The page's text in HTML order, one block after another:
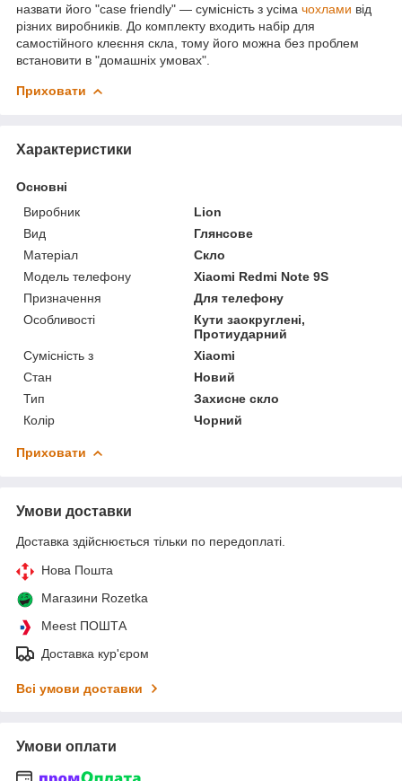
назвати його "case friendly" — сумісність з усіма чохлами від
різних виробників. До комплекту входить набір для
самостійного клеєння скла, тому його можна без проблем
встановити в "домашніх умовах".
Приховати
Характеристики
Основні
Виробник
Lion
Вид
Глянсове
Матеріал
Скло
Модель телефону
Xiaomi Redmi Note 9S
Призначення
Для телефону
Особливості
Кути заокруглені,
Протиударний
Сумісність з
Xiaomi
Стан
Новий
Тип
Захисне скло
Колір
Чорний
Приховати
Умови доставки
Доставка здійснюється тільки по передоплаті.
Нова Пошта
Магазини Rozetka
Meest ПОШТА
Доставка кур'єром
Всі умови доставки
Умови оплати